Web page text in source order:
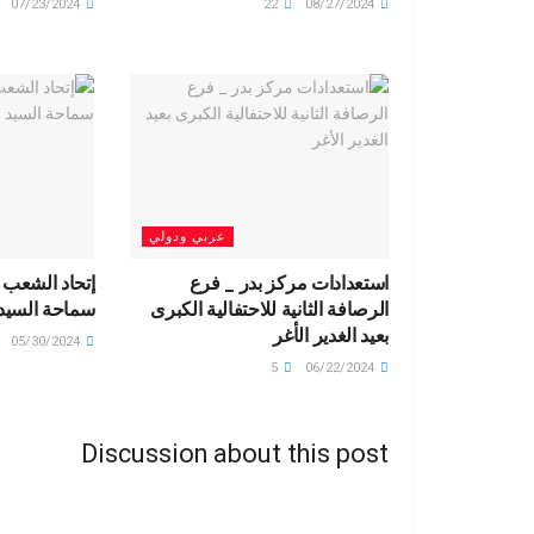
22
عربي ودولي
استعدادات مركز بدر _ فرع
الرصافة الثانية للاحتفالية الكبرى
بعيد الغدير الأغر
إتحاد
سماحة
Discussion about this post